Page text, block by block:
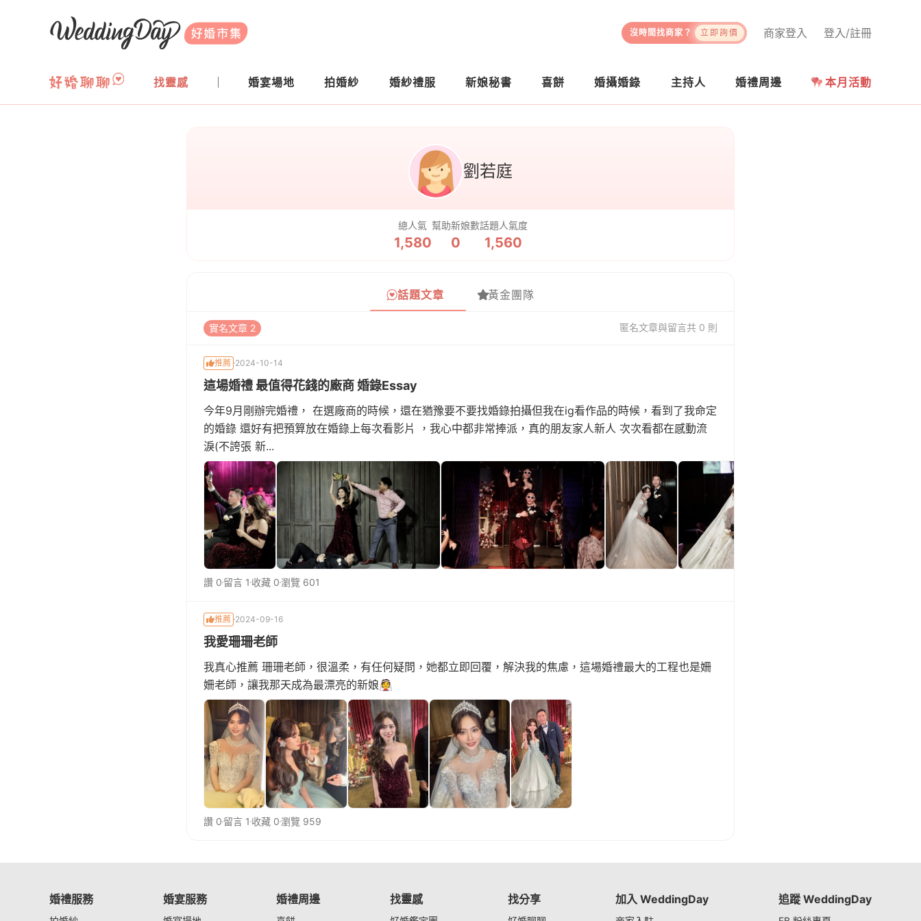
WeddingDay 好婚市集
登入/註冊
商家登入
沒時間找商家？ 立即詢價
找靈感 婚宴場地 拍婚紗 婚紗禮服 新娘秘書 喜餅 婚攝婚錄 主持人 婚禮周邊 本月活動
劉若庭
總人氣
1,580
幫助新娘數
0
話題人氣度
1,560
話題文章 黃金團隊
實名文章 2 匿名文章與留言共 0 則
推薦 2024-10-14
這場婚禮 最值得花錢的廠商 婚錄Essay
今年9月剛辦完婚禮， 在選廠商的時候，還在猶豫要不要找婚錄拍攝但我在ig看作品的時候，看到了我命定
的婚錄 還好有把預算放在婚錄上每次看影片 ，我心中都非常捧派，真的朋友家人新人 次次看都在感動流
淚(不誇張 新...
讚 0 留言 1 收藏 0瀏覽 601
推薦 2024-09-16
我愛珊珊老師
我真心推薦 珊珊老師，很溫柔，有任何疑問，她都立即回覆，解決我的焦慮，這場婚禮最大的工程也是姍
姍老師，讓我那天成為最漂亮的新娘👰
讚 0 留言 1 收藏 0瀏覽 959
婚禮服務 婚宴服務 婚禮周邊 找靈感 找分享 加入 WeddingDay 追蹤 WeddingDay